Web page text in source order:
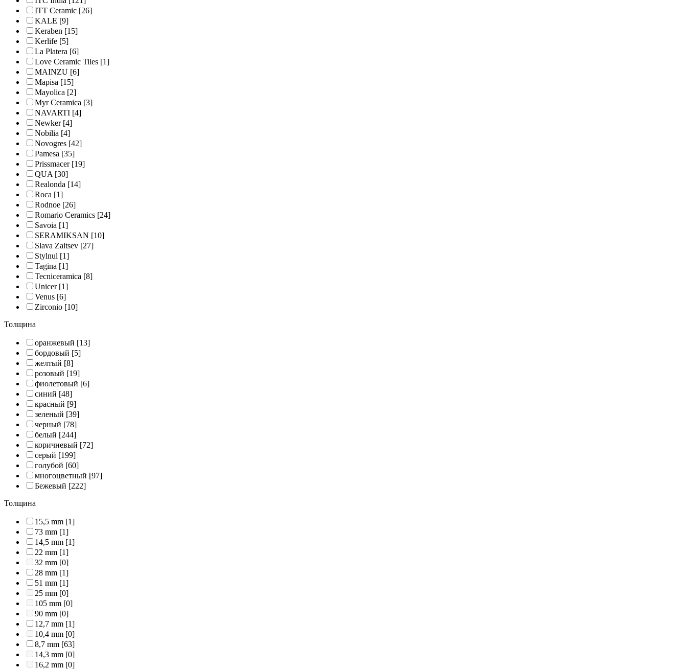
ITT Ceramic [26]
KALE [9]
Keraben [15]
Kerlife [5]
La Platera [6]
Love Ceramic Tiles [1]
MAINZU [6]
Mapisa [15]
Mayolica [2]
Myr Ceramica [3]
NAVARTI [4]
Newker[4]
Nobilia [4]
Novogres [42]
Pamesa [35]
Prissmacer[19]
QUA[30]
Realonda [14]
Roca [1]
Rodnoe [26]
Romario Ceramics [24]
Savoia [1]
SERAMIKSAN [10]
Slava Zaitsev [27]
Stylnul [1]
Tagina [1]
Tecniceramica [8]
Unicer[1]
Venus [6]
Zirconio [10]
Толщина
оранжевый [13]
бордовый [5]
желтый [8]
розовый [19]
фиолетовый [6]
синий [48]
красный [9]
зеленый [39]
черный [78]
белый [244]
коричневый [72]
серый [199]
голубой [60]
многоцветный [97]
Бежевый [222]
Толщина
15,5 mm [1]
73 mm [1]
14,5 mm [1]
22 mm [1]
32 mm [0]
28 mm [1]
51 mm [1]
25 mm [0]
105 mm [0]
90 mm [0]
12,7 mm [1]
10,4 mm [0]
8,7 mm [63]
14,3 mm [0]
16,2 mm [0]